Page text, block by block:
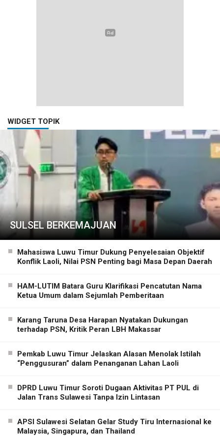
WIDGET TOPIK
SULSEL BERKEMAJUAN
Mahasiswa Luwu Timur Dukung Penyelesaian Objektif
Konflik Laoli, Nilai PSN Penting bagi Masa Depan Daerah
HAM-LUTIM Batara Guru Klarifikasi Pencatutan Nama
Ketua Umum dalam Sejumlah Pemberitaan
Karang Taruna Desa Harapan Nyatakan Dukungan
terhadap PSN, Kritik Peran LBH Makassar
Pemkab Luwu Timur Jelaskan Alasan Menolak Istilah
“Penggusuran” dalam Penanganan Lahan Laoli
DPRD Luwu Timur Soroti Dugaan Aktivitas PT PUL di
Jalan Trans Sulawesi Tanpa Izin Lintasan
APSI Sulawesi Selatan Gelar Study Tiru Internasional ke
Malaysia, Singapura, dan Thailand